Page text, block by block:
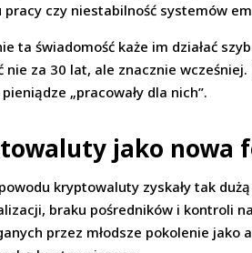
pracy czy niestabilność systemów
ta świadomość każe im działać
nie za 30 lat, ale znacznie
„pracowały dla nich”.
jako nowa
kryptowaluty zyskały tak
braku pośredników i kontroli
przez młodsze pokolenie